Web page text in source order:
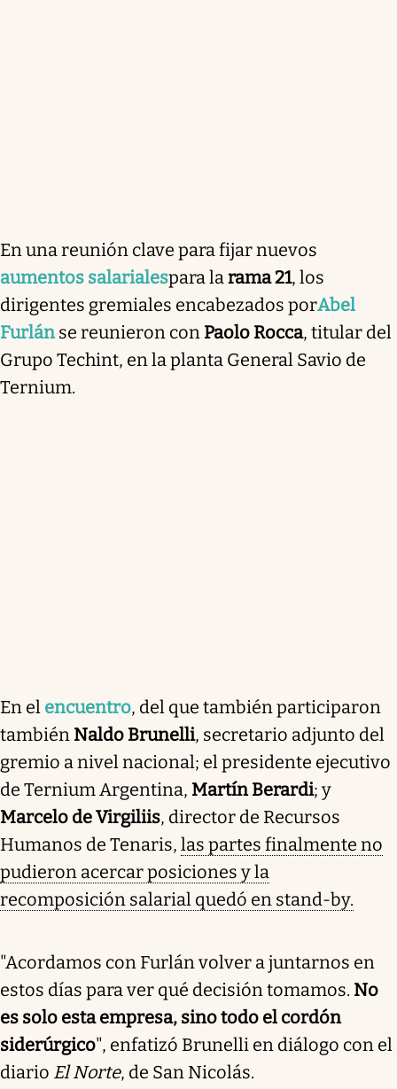
En una reunión clave para fijar nuevos
aumentos salarialespara larama 21, los
dirigentes gremiales encabezados porAbel
Furlánse reunieron con Paolo Rocca, titular del
Grupo Techint, en la planta General Savio de
Ternium.
En el encuentro, del que también participaron
también Naldo Brunelli, secretario adjunto del
gremio a nivel nacional; el presidente ejecutivo
de Ternium Argentina, Martín Berardi; y
Marcelo de Virgiliis, director de Recursos
Humanos de Tenaris, las partes finalmente no
pudieron acercar posiciones y la
recomposición salarial quedó en stand-by.
"Acordamos con Furlán volver a juntarnos en
estos días para ver qué decisión tomamos. No
es solo esta empresa, sino todo el cordón
siderúrgico", enfatizó Brunelli en diálogo con el
diario El Norte, de San Nicolás.